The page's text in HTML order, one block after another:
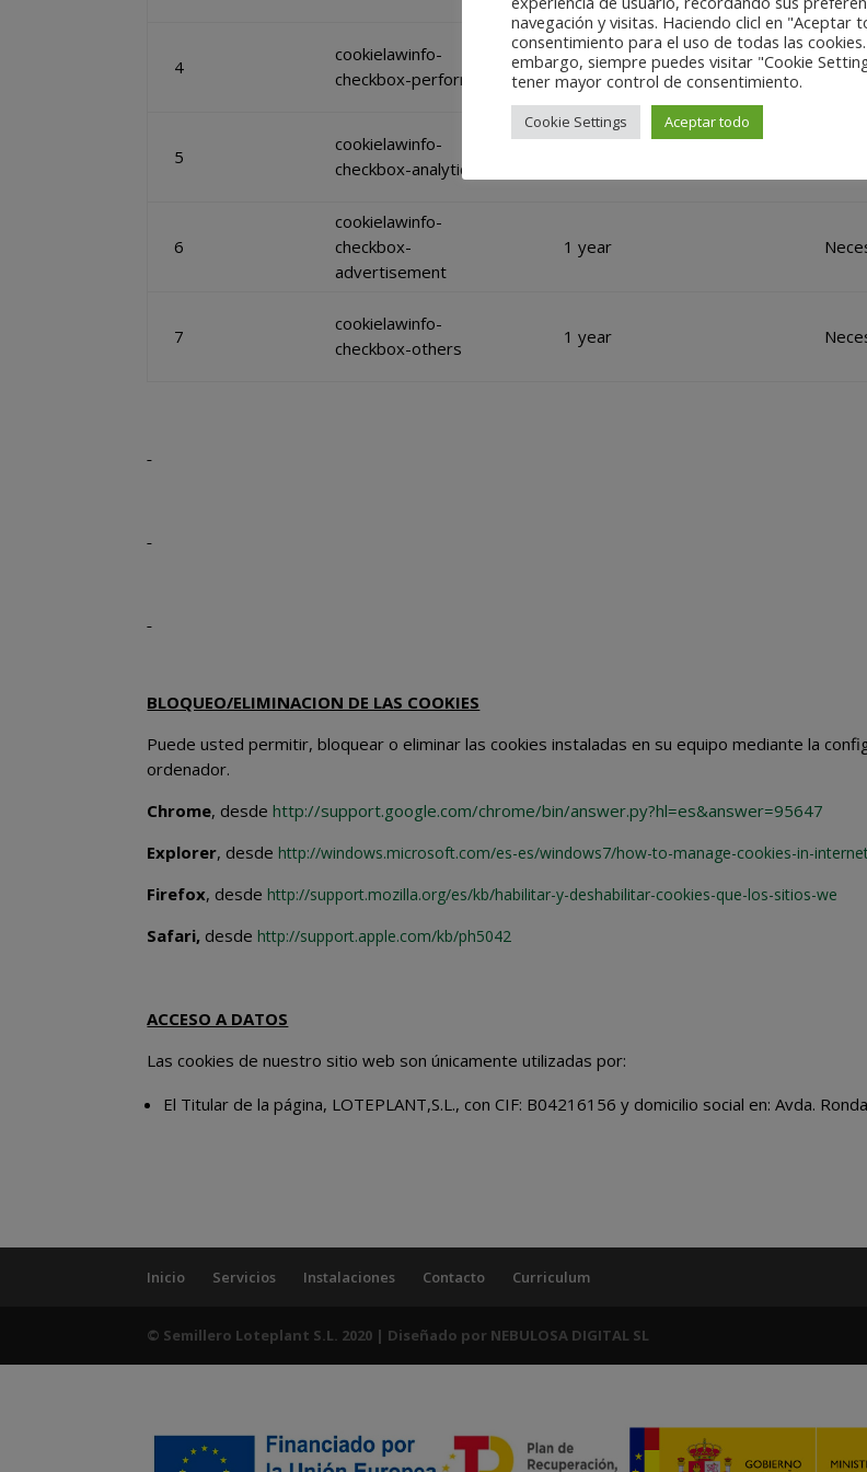
4
cookielawinfo-
checkbox-performance
1 year
5
cookielawinfo-
checkbox-analytics
6
cookielawinfo-
checkbox-
advertisement
1 year
7
cookielawinfo-
checkbox-others
1 year
BLOQUEO/ELIMINACION DE LAS COOKIES
Puede usted permitir, bloquear o eliminar las cookies instaladas en su equipo mediante la
ordenador.
Chrome, desdehttp://support.google.com/chrome/bin/answer.py?hl=es&answer=95647
Explorer, desde http://windows.microsoft.com/es-es/windows7/how-to-manage-cookies-in-
Firefox, desde http://support.mozilla.org/es/kb/habilitar-y-deshabilitar-cookies-que-los-sitios-we
Safari, desde http://support.apple.com/kb/ph5042
ACCESO A DATOS
Las cookies de nuestro sitio web son únicamente utilizadas por:
El Titular de la página, LOTEPLANT,S.L., con CIF: B04216156 y domicilio social en: Avda.
Inicio Servicios Instalaciones Contacto Curriculum
© Semillero Loteplant S.L. 2020 | Diseñado por NEBULOSA DIGITAL SL
navegación y visitas. Haciendo clicl en "Aceptar
consentimiento para el uso de todas las cookies.
embargo, siempre puedes visitar "Cookie
tener mayor control de consentimiento.
Cookie Settings Aceptar todo